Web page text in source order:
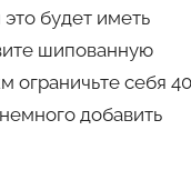
будет иметь
шипованную
ограничьте себя
добавить